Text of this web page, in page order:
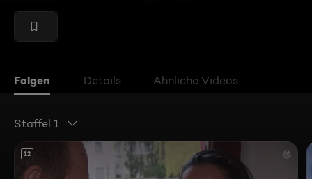
Folgen Details Ähnliche Videos
Staffel 1
12